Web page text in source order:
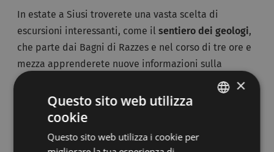
In estate a Siusi troverete una vasta scelta di
escursioni interessanti, come il sentiero dei geologi,
che parte dai Bagni di Razzes e nel corso di tre ore e
mezza apprenderete nuove informazioni sulla
conformazione rocciosa delle Dolomiti. Gli
appassionati della mountain bike si troveranno a loro
agio nel vasto ventaglio di offerte, che include il
di Castelvecchio
, un tempo dimora di Oswald von
×
Questo sito web utilizza
cookie
Questo sito web utilizza i cookie per